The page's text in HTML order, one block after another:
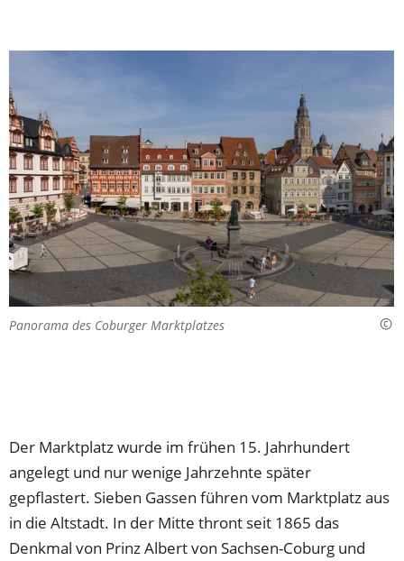
Panorama des Coburger Marktplatzes
Der Marktplatz wurde im frühen 15. Jahrhundert
angelegt und nur wenige Jahrzehnte später
gepflastert. Sieben Gassen führen vom Marktplatz aus
in die Altstadt. In der Mitte thront seit 1865 das
Denkmal von Prinz Albert von Sachsen-Coburg und